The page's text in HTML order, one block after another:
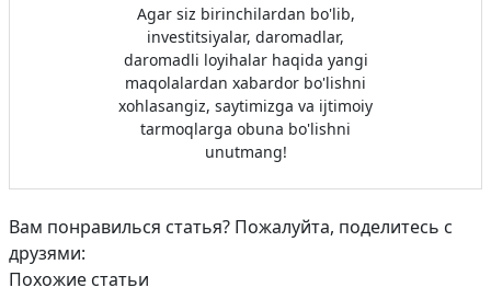
Agar siz birinchilardan bo'lib,
investitsiyalar, daromadlar,
daromadli loyihalar haqida yangi
maqolalardan xabardor bo'lishni
xohlasangiz, saytimizga va ijtimoiy
tarmoqlarga obuna bo'lishni
unutmang!
Вам понравилься статья? Пожалуйта, поделитесь с
друзями:
Похожие статьи